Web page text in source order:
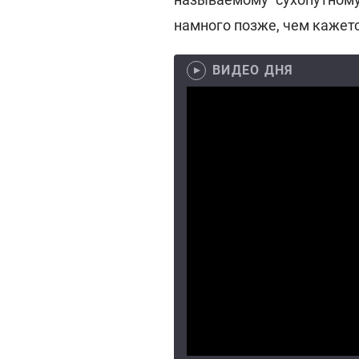
намного позже, чем
ВИДЕО ДНЯ